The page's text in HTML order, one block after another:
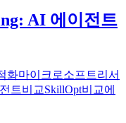
AI 에이전트
화마이크로소프트리서
트비교SkillOpt비교에